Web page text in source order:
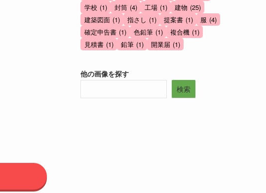
学校 (1) 封筒 (4) 工場 (1) 建物 (25)
建築図面 (1) 指さし (1) 提案書 (1) 服 (4)
確定申告書 (1) 色鉛筆 (1) 複合機 (1)
見積書 (1) 鉛筆 (1) 開業届 (1)